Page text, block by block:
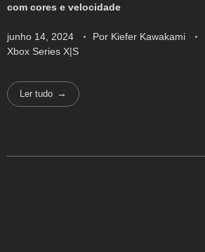
com cores e velocidade
junho 14, 2024 Por Kiefer Kawakami
Xbox Series X|S
Ler tudo